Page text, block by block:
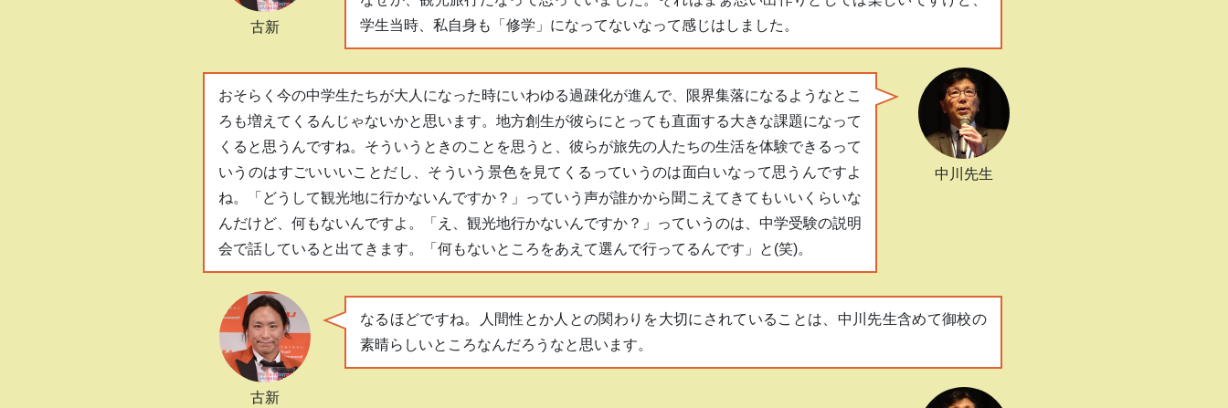
古新
学生当時、私自身も「修学」になってないなって感じはしました。
中川先生
おそらく今の中学生たちが大人になった時にいわゆる過疎化が進んで、限界集落になるようなとこ
ろも増えてくるんじゃないかと思います。地方創生が彼らにとっても直面する大きな課題になって
くると思うんですね。そういうときのことを思うと、彼らが旅先の人たちの生活を体験できるって
いうのはすごいいいことだし、そういう景色を見てくるっていうのは面白いなって思うんですよ
ね。「どうして観光地に行かないんですか？」っていう声が誰かから聞こえてきてもいいくらいな
んだけど、何もないんですよ。「え、観光地行かないんですか？」っていうのは、中学受験の説明
会で話していると出てきます。「何もないところをあえて選んで行ってるんです」と(笑)。
古新
なるほどですね。人間性とか人との関わりを大切にされていることは、中川先生含めて御校の
素晴らしいところなんだろうなと思います。